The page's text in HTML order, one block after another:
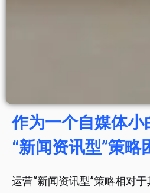
作为一个自媒体小
“新闻资讯型”策略
运营“新闻资讯型”策略相对